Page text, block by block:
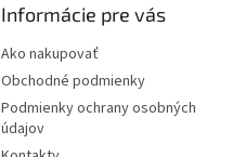
Informácie pre vás
Ako nakupovať
Obchodné podmienky
Podmienky ochrany osobných
údajov